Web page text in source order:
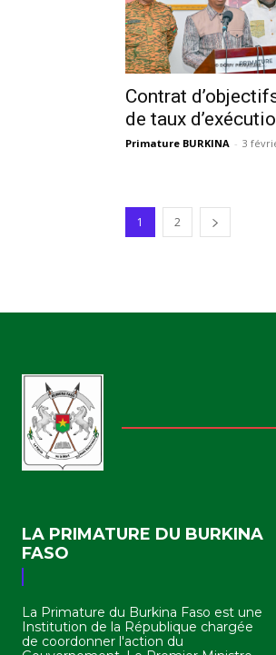
Contrat
de taux
Primature BURKINA - 3
1 2
LA PRIMATURE DU BURKINA
FASO
La Primature du Burkina Faso est une
Institution de la République chargée
de coordonner l'action du